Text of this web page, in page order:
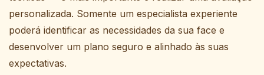
personalizada. Somente um especialista experiente
poderá identificar as necessidades da sua face e
desenvolver um plano seguro e alinhado às suas
expectativas.